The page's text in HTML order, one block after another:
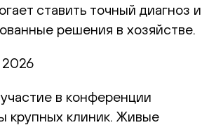
ставить точный диагноз и
решения в хозяйстве.
2026
в конференции
крупных клиник. Живые